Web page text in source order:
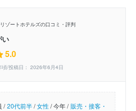
ゾートホテルズの口コミ・評判
い
5.0
/投稿日： 2026年6月4日
/ 20代前半/女性/今年 / 販売・接客・